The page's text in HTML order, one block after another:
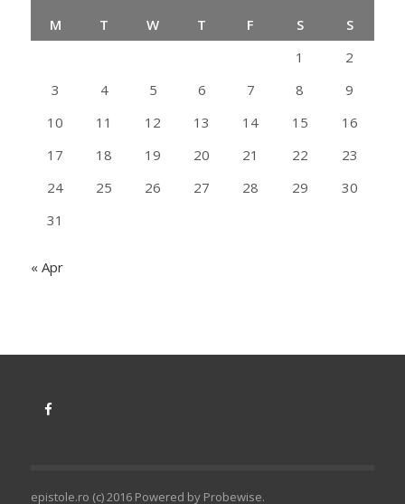
M
T W T F S
S
1
2
3
4 5 6 7 8
9
10
11 12 13 14 15
16
17
18 19 20 21 22
23
24
25 26 27 28 29
30
31
« Apr
epistole.ro (c) 2016 Powered by Probewise.